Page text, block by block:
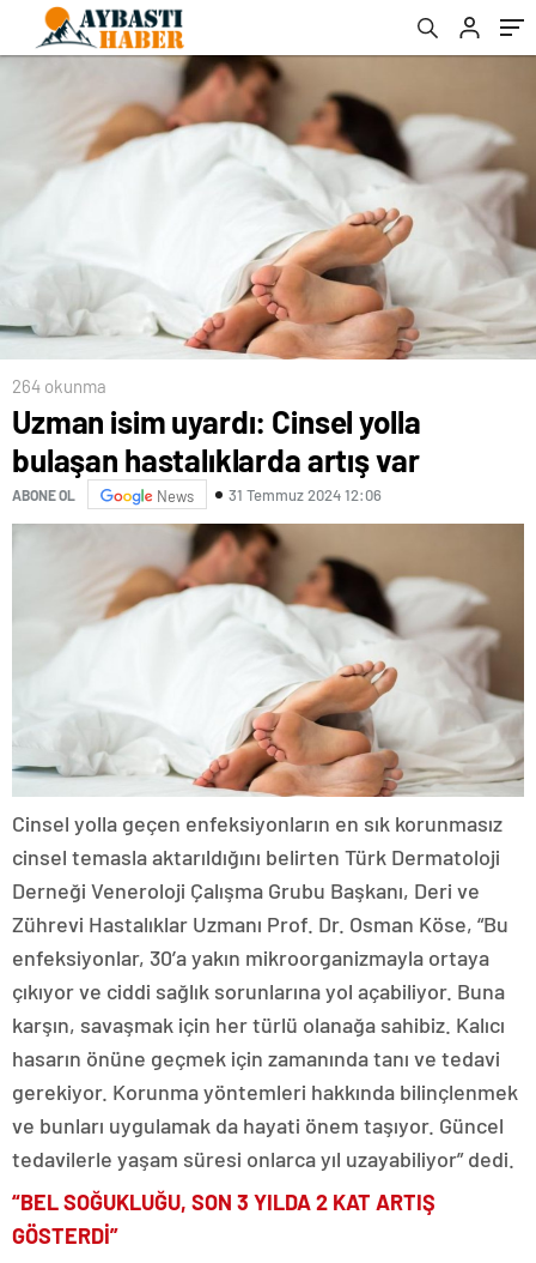
264 okunma
Uzman isim uyardı: Cinsel yolla
bulaşan hastalıklarda artış var
ABONE OL News 31 Temmuz 2024 12:06
Cinsel yolla geçen enfeksiyonların en sık korunmasız
cinsel temasla aktarıldığını belirten Türk Dermatoloji
Derneği Veneroloji Çalışma Grubu Başkanı, Deri ve
Zührevi Hastalıklar Uzmanı Prof. Dr. Osman Köse, “Bu
enfeksiyonlar, 30’a yakın mikroorganizmayla ortaya
çıkıyor ve ciddi sağlık sorunlarına yol açabiliyor. Buna
karşın, savaşmak için her türlü olanağa sahibiz. Kalıcı
hasarın önüne geçmek için zamanında tanı ve tedavi
gerekiyor. Korunma yöntemleri hakkında bilinçlenmek
ve bunları uygulamak da hayati önem taşıyor. Güncel
tedavilerle yaşam süresi onlarca yıl uzayabiliyor” dedi.
“BEL SOĞUKLUĞU, SON 3 YILDA 2 KAT ARTIŞ
GÖSTERDİ”